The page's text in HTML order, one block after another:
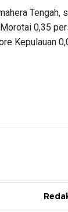
Tengah,
0,35
Kepulauan